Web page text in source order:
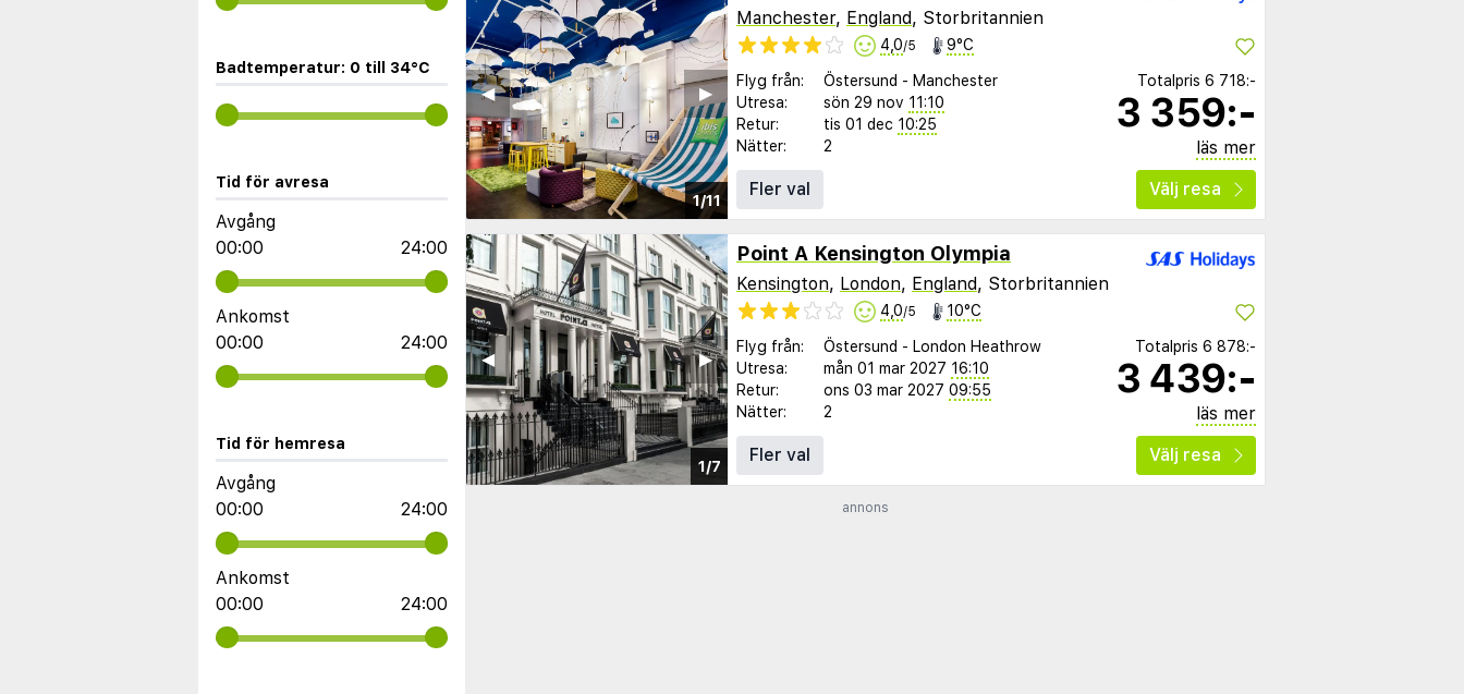
Badtemperatur: 0 till 34°C
Tid för avresa
Avgång
00:00
24:00
Ankomst
00:00
24:00
Tid för hemresa
Avgång
00:00
24:00
Ankomst
00:00
24:00
1/11
▶︎
◀︎
Manchester, England, Storbritannien
4,0/5 9°C
Flyg från: Östersund - Manchester
Utresa:
sön 29 nov 11:10
Retur:
tis 01 dec 10:25
Nätter:
2
Totalpris 6 718:-
3 359:-
läs mer
Fler val
Välj resa
1/7
▶︎
◀︎
Point A Kensington Olympia
Kensington, London, England, Storbritannien
4,0/5 10°C
Flyg från: Östersund - London Heathrow
Utresa:
mån 01 mar 2027 16:10
Retur:
ons 03 mar 2027 09:55
Nätter:
2
Totalpris 6 878:-
3 439:-
läs mer
Fler val
Välj resa
annons